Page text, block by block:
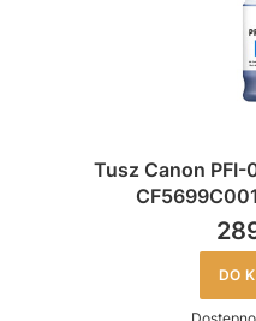
Tusz Canon PFI-
DO